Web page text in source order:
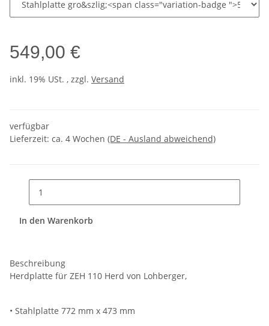
549,00 €
inkl. 19% USt. , zzgl. Versand
verfügbar
Lieferzeit: ca. 4 Wochen (DE - Ausland abweichend)
In den Warenkorb
Beschreibung
Herdplatte für ZEH 110 Herd von Lohberger,
• Stahlplatte 772 mm x 473 mm